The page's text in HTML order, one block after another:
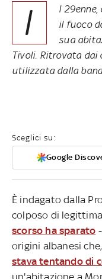
I
l 29enne,
il fuoco
sua
Tivoli. Ritrovata dai
utilizzata dalla
Sceglici su:
Google
È indagato dalla
colposo di
scorso ha sparato
origini albanesi
stava tentando di
un'abitazione a